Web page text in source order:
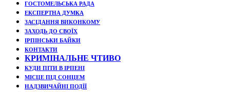
ГОСТОМЕЛЬСЬКА РАДА
ЕКСПЕРТНА ДУМКА
ЗАСІДАННЯ ВИКОНКОМУ
ЗАХОДЬ ДО СВОЇХ
ІРПІНСЬКИ БАЙКИ
КОНТАКТИ
КРИМІНАЛЬНЕ ЧТИВО
КУДИ ПІТИ В ІРПЕНІ
МІСЦЕ ПІД СОНЦЕМ
НАДЗВИЧАЙНІ ПОДЇЇ